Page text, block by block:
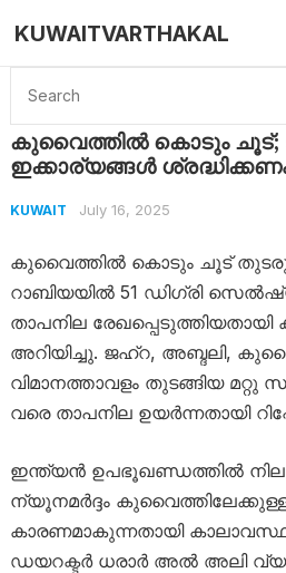
KUWAITVARTHAKAL
Home Kuwait
കുവൈത്തിൽ കൊടും ചൂട്;
ഇക്കാര്യങ്ങൾ
KUWAIT July 16, 2025
കുവൈത്തിൽ കൊടും ചൂട്
റാബിയയിൽ 51 ഡിഗ്രി
താപനില
അറിയിച്ചു. ജഹ്റ, അബ്ദലി,
വിമാനത്താവളം തുടങ്ങിയ മറ്റു
വരെ താപനില ഉയർന്നതായി
ഇന്ത്യൻ ഉപഭൂഖണ്ഡത്തിൽ
ന്യൂനമർദ്ദം കുവൈത്തിലേക്കുള്ള
കാരണമാകുന്നതായി
ഡയറക്ടർ ധരാർ അൽ അലി